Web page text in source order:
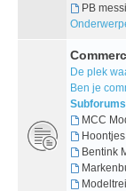
PB
De plek
Ben je
MCC
Bentink